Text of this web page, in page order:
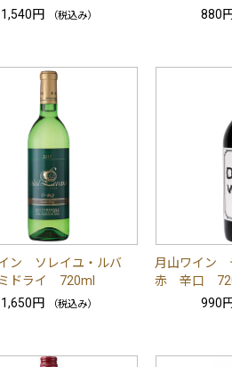
1,540円 （税込み）
880円
ン ソレイユ・ルバ
ドライ 720ml
1,650円
（税込み）
月山ワイン
赤 辛口
990円